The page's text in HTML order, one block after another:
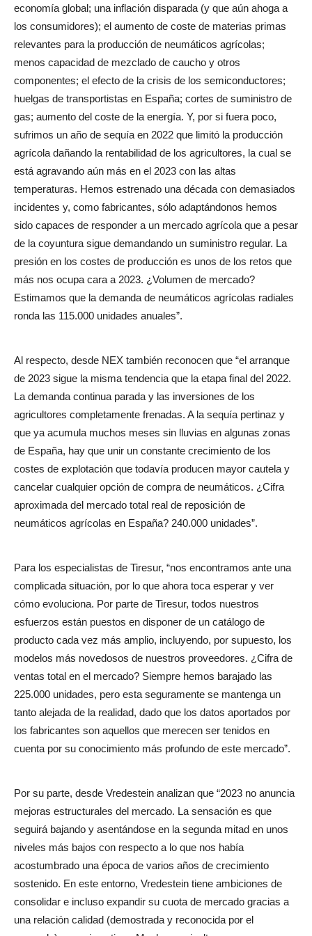
economía global; una inflación disparada (y que aún ahoga a
los consumidores); el aumento de coste de materias primas
relevantes para la producción de neumáticos agrícolas;
menos capacidad de mezclado de caucho y otros
componentes; el efecto de la crisis de los semiconductores;
huelgas de transportistas en España; cortes de suministro de
gas; aumento del coste de la energía. Y, por si fuera poco,
sufrimos un año de sequía en 2022 que limitó la producción
agrícola dañando la rentabilidad de los agricultores, la cual se
está agravando aún más en el 2023 con las altas
temperaturas. Hemos estrenado una década con demasiados
incidentes y, como fabricantes, sólo adaptándonos hemos
sido capaces de responder a un mercado agrícola que a pesar
de la coyuntura sigue demandando un suministro regular. La
presión en los costes de producción es unos de los retos que
más nos ocupa cara a 2023. ¿Volumen de mercado?
Estimamos que la demanda de neumáticos agrícolas radiales
ronda las 115.000 unidades anuales”.
Al respecto, desde NEX también reconocen que “el arranque
de 2023 sigue la misma tendencia que la etapa final del 2022.
La demanda continua parada y las inversiones de los
agricultores completamente frenadas. A la sequía pertinaz y
que ya acumula muchos meses sin lluvias en algunas zonas
de España, hay que unir un constante crecimiento de los
costes de explotación que todavía producen mayor cautela y
cancelar cualquier opción de compra de neumáticos. ¿Cifra
aproximada del mercado total real de reposición de
neumáticos agrícolas en España? 240.000 unidades”.
Para los especialistas de Tiresur, “nos encontramos ante una
complicada situación, por lo que ahora toca esperar y ver
cómo evoluciona. Por parte de Tiresur, todos nuestros
esfuerzos están puestos en disponer de un catálogo de
producto cada vez más amplio, incluyendo, por supuesto, los
modelos más novedosos de nuestros proveedores. ¿Cifra de
ventas total en el mercado? Siempre hemos barajado las
225.000 unidades, pero esta seguramente se mantenga un
tanto alejada de la realidad, dado que los datos aportados por
los fabricantes son aquellos que merecen ser tenidos en
cuenta por su conocimiento más profundo de este mercado”.
Por su parte, desde Vredestein analizan que “2023 no anuncia
mejoras estructurales del mercado. La sensación es que
seguirá bajando y asentándose en la segunda mitad en unos
niveles más bajos con respecto a lo que nos había
acostumbrado una época de varios años de crecimiento
sostenido. En este entorno, Vredestein tiene ambiciones de
consolidar e incluso expandir su cuota de mercado gracias a
una relación calidad (demostrada y reconocida por el